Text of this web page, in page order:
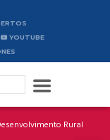
YOUTUBE
Rural